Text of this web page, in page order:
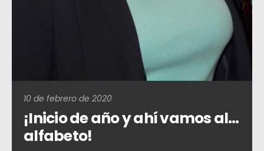
10 de febrero de 2020
¡Inicio de año y ahí vamos al…
alfabeto!